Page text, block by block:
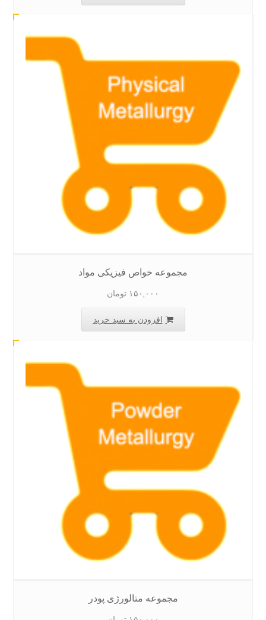
مجموعه خواص فیزیکی مواد
۱۵۰,۰۰۰ تومان
افزودن به سبد خرید
مجموعه متالورژی پودر